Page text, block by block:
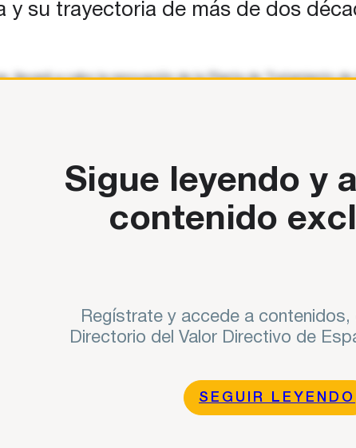
y su trayectoria de más de dos
llevará a cabo la renovación de la Planta de Tratamiento
conjunta (joint venture) integrada por Ferrovial
Sigue leyendo y
contenido
Regístrate y accede a contenidos,
Directorio del Valor Directivo de
SEGUIR LEYENDO